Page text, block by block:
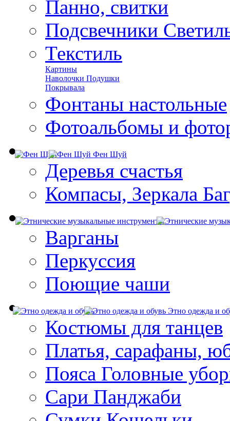
Панно, свитки
Подсвечники
Текстиль
Картины
Наволочки Подушки
Покрывала
Фонтаны настольные
Фотоальбомы и
Фен Шуй
Деревья счастья
Компасы, Зеркала
Варганы
Перкуссия
Поющие чаши
Этно одежда и
Костюмы для танцев
Платья, сарафаны,
Пояса Головные
Сари Панджаби